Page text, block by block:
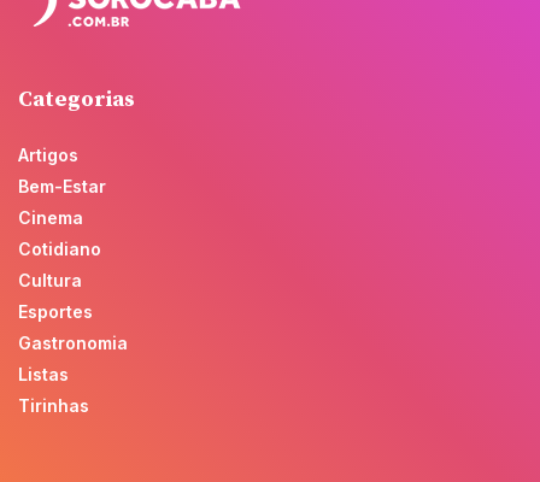
Categorias
Artigos
Bem-Estar
Cinema
Cotidiano
Cultura
Esportes
Gastronomia
Listas
Tirinhas